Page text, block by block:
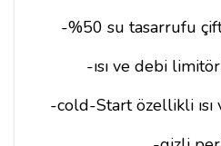
-%50 su tasarrufu
-ısı ve debi
-cold-Start özellikli